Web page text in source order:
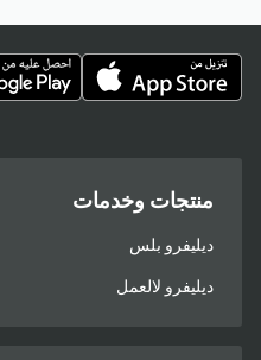
منتجات وخدمات
ديليفرو بلس
ديليفرو لالعمل